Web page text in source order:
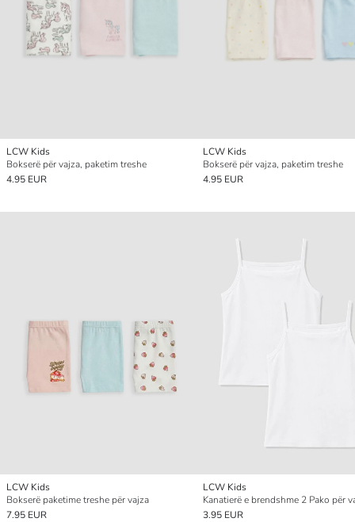
LCW Kids
Bokserë për vajza, paketim treshe
4.95 EUR
LCW Kids
Bokserë për vajza, paketim treshe
4.95 EUR
LCW Kids
Bokserë paketime treshe për vajza
7.95 EUR
LCW Kids
Kanatierë e brendshme 2 Pako për
3.95 EUR